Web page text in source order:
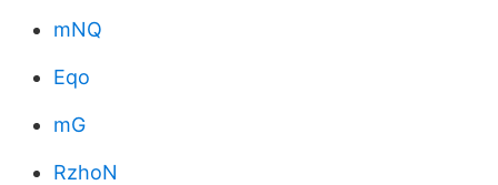
mNQ
Eqo
mG
RzhoN